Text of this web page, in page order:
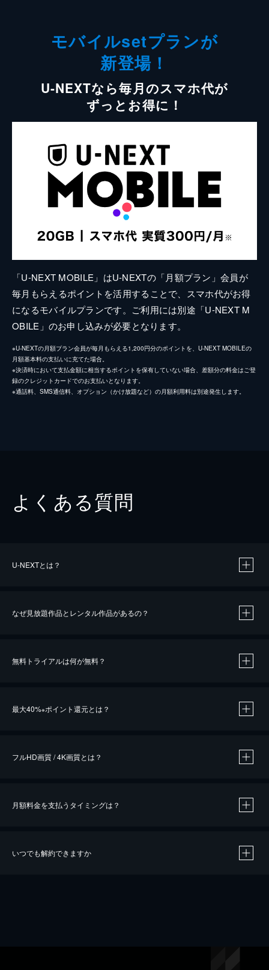
モバイルsetプランが
新登場！
U-NEXTなら毎月のスマホ代が
ずっとお得に！
「U-NEXT MOBILE」はU-NEXTの「月額プラン」会員が
毎月もらえるポイントを活用することで、スマホ代がお得
になるモバイルプランです。ご利用には別途「U-NEXT M
OBILE」のお申し込みが必要となります。
※U-NEXTの月額プラン会員が毎月もらえる1,200円分のポイントを、U-NEXT MOBILEの
月額基本料の支払いに充てた場合。
※決済時において支払金額に相当するポイントを保有していない場合、差額分の料金はご登
録のクレジットカードでのお支払いとなります。
※通話料、SMS通信料、オプション（かけ放題など）の月額利用料は別途発生します。
よくある質問
U-NEXTとは？
なぜ見放題作品とレンタル作品があるの？
無料トライアルは何が無料？
最大40%※ポイント還元とは？
※40％ポイント還元の対象は、クレジットカード決済による作品の購入 / レンタルです。
iOSアプリのUコイン決済による作品の購入 / レンタルは、20％のポイント還元です。
フルHD画質 / 4K画質とは？
月額料金を支払うタイミングは？
いつでも解約できますか